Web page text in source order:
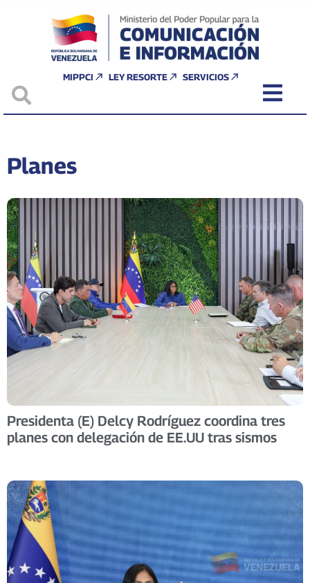
MIPPCI LEY RESORTE SERVICIOS
Planes
Presidenta (E) Delcy Rodríguez coordina tres
planes con delegación de EE.UU tras sismos